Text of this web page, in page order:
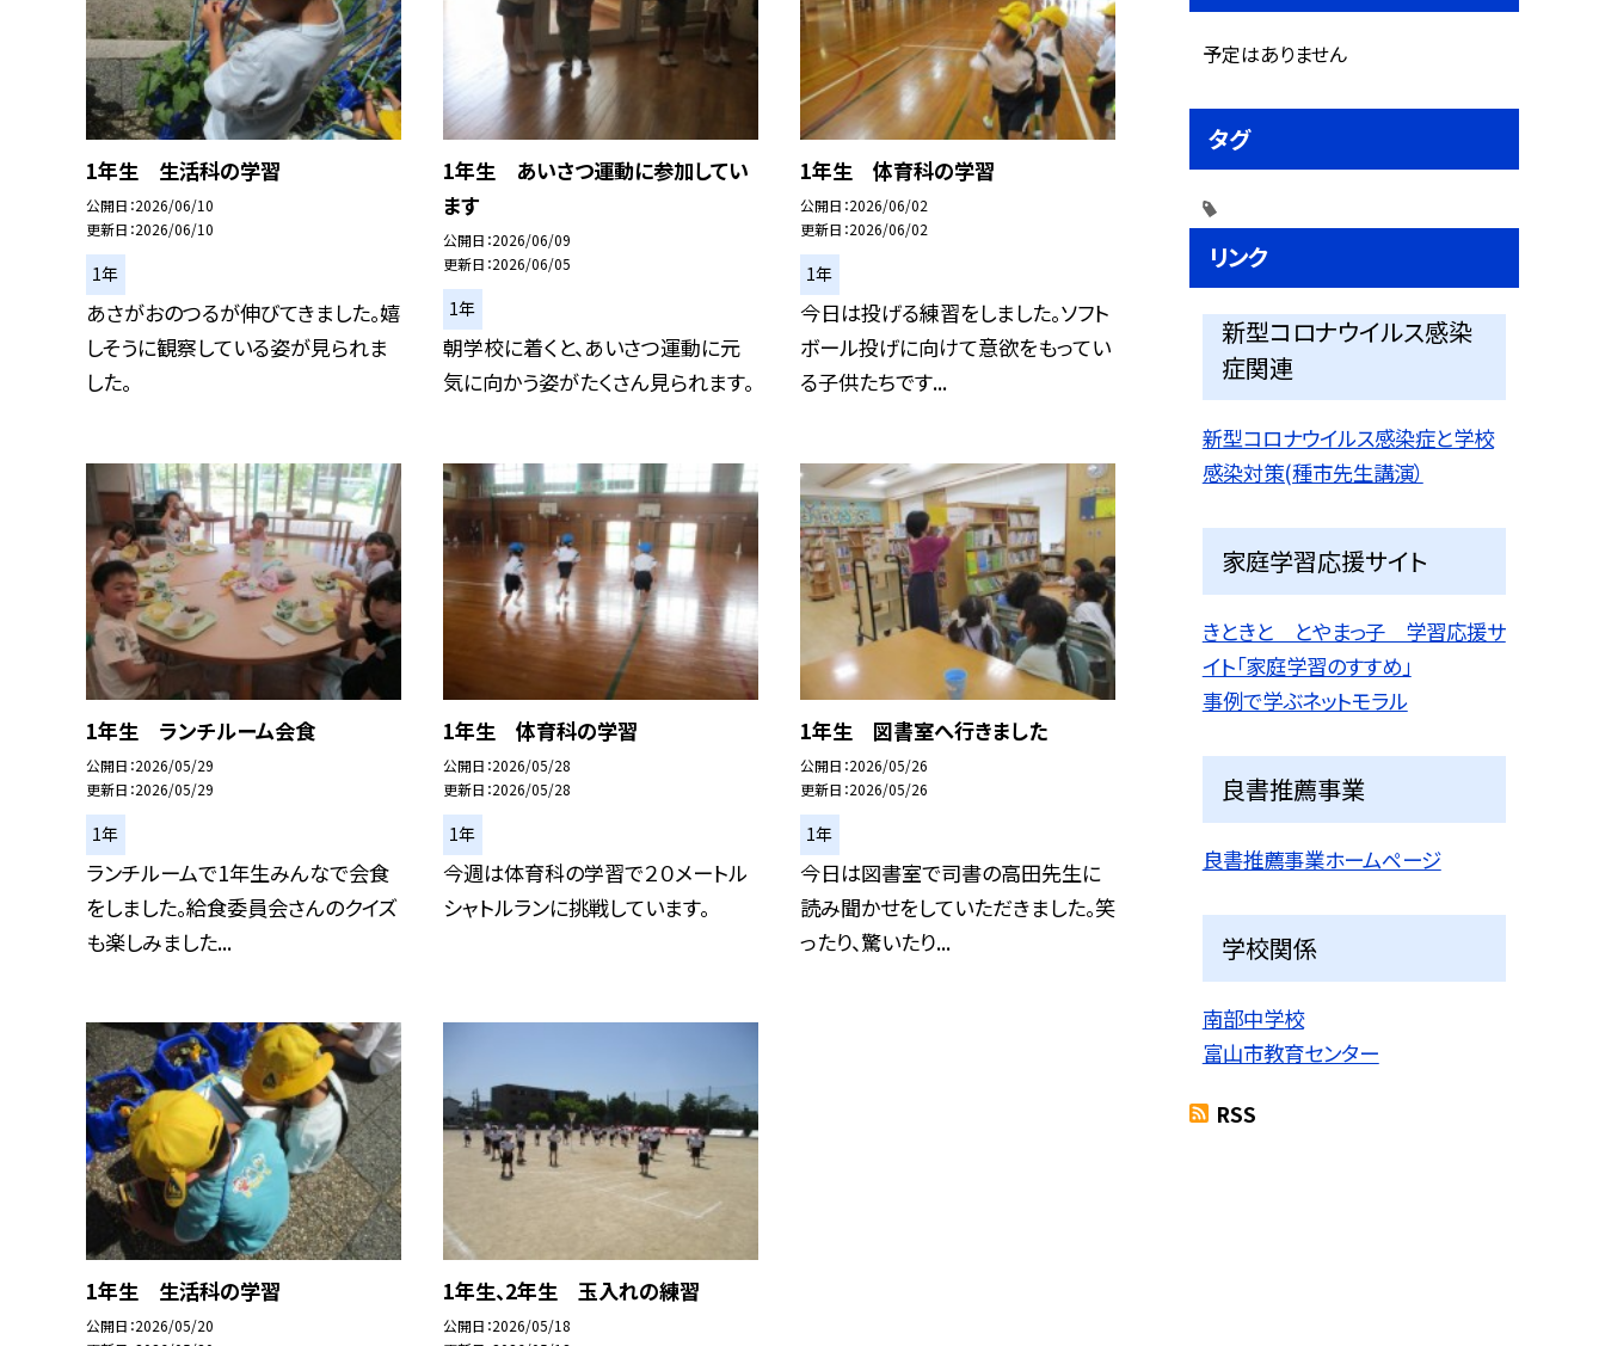
1年生 生活科の学習
公開日 2026/06/10
更新日 2026/06/10
1年
あさがおのつるが伸びてきました。嬉
しそうに観察している姿が見られま
した。
1年生 あいさつ運動に参加してい
ます
公開日 2026/06/09
更新日 2026/06/05
1年
朝学校に着くと、あいさつ運動に元
気に向かう姿がたくさん見られます。
1年生 体育科の学習
公開日 2026/06/02
更新日 2026/06/02
1年
今日は投げる練習をしました。ソフト
ボール投げに向けて意欲をもってい
る子供たちです...
1年生 ランチルーム会食
公開日 2026/05/29
更新日 2026/05/29
1年
ランチルームで1年生みんなで会食
をしました。給食委員会さんのクイズ
も楽しみました...
1年生 体育科の学習
公開日 2026/05/28
更新日 2026/05/28
1年
今週は体育科の学習で２０メートル
シャトルランに挑戦しています。
1年生 図書室へ行きました
公開日 2026/05/26
更新日 2026/05/26
1年
今日は図書室で司書の高田先生に
読み聞かせをしていただきました。笑
ったり、驚いたり...
1年生 生活科の学習
公開日 2026/05/20
1年生、2年生 玉入れの練習
公開日 2026/05/18
予定はありません
タグ
リンク
新型コロナウイルス感染
症関連
新型コロナウイルス感染症と学校
感染対策(種市先生講演）
家庭学習応援サイト
きときと とやまっ子 学習応援サ
イト「家庭学習のすすめ」
事例で学ぶネットモラル
良書推薦事業
良書推薦事業ホームページ
学校関係
南部中学校
富山市教育センター
RSS